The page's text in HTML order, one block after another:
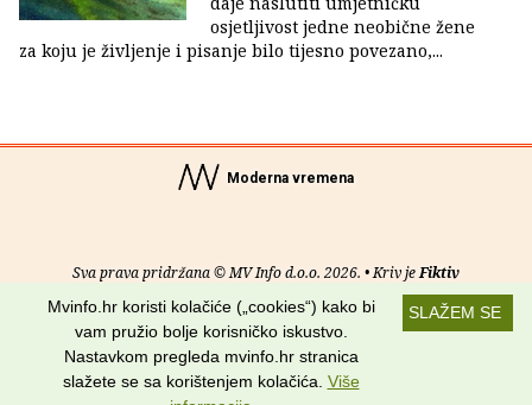
osjetljivost jedne neobične žene
za koju je življenje i pisanje bilo tijesno povezano,...
Moderna vremena
Sva prava pridržana © MV Info d.o.o. 2026. • Kriv jeFiktiv
Uvjeti korištenja RSS kanali
Potraži nas na:
SLAŽEM SE
Mvinfo.hr koristi kolačiće („cookies“) kako bi
vam pružio bolje korisničko iskustvo.
Nastavkom pregleda mvinfo.hr stranica
slažete se sa korištenjem kolačića. Više